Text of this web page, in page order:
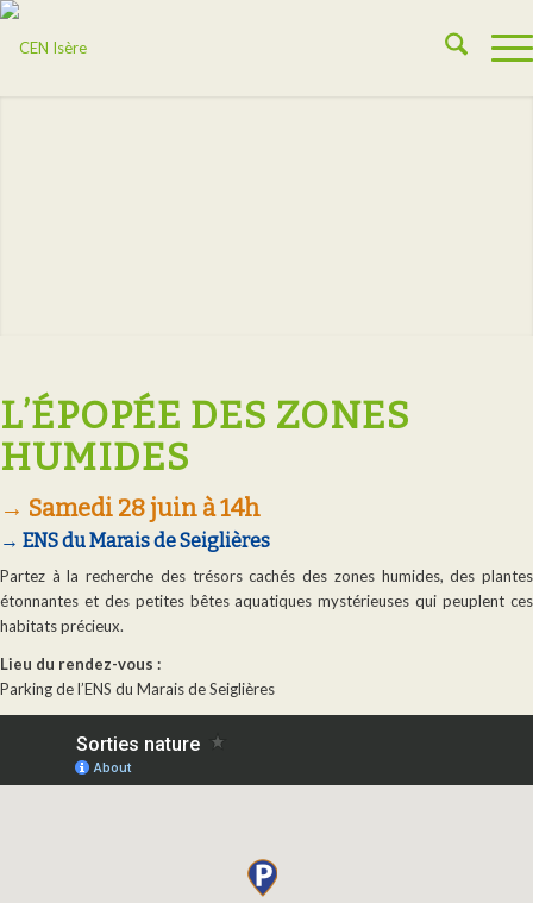
L’ÉPOPÉE DES ZONES
HUMIDES
→ Samedi 28 juin à 14h
→ ENS du Marais de Seiglières
Partez à la recherche des trésors cachés des zones humides, des plantes
étonnantes et des petites bêtes aquatiques mystérieuses qui peuplent ces
habitats précieux.
Lieu du rendez-vous :
Parking de l’ENS du Marais de Seiglières